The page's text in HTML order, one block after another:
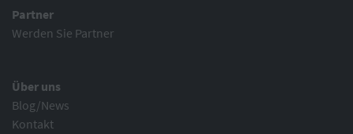
Partner
Werden Sie Partner
Über uns
Blog/News
Kontakt